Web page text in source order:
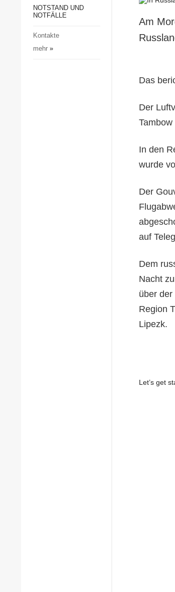
Gesellschaft und Kultur
NOTSTAND UND
NOTFÄLLE
Kontakte
mehr»
Am
Das
Der
In den
wurde
Der
auf
Dem
Nacht
über
Region
Lipezk.
Let’s get